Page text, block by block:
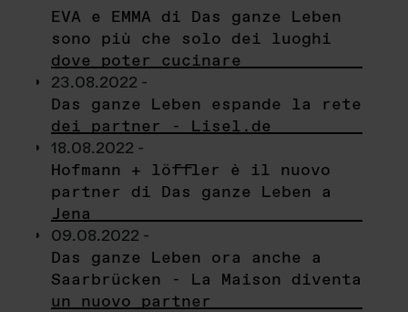
EVA e EMMA di Das ganze Leben
sono più che solo dei luoghi
dove poter cucinare
23.08.2022 -
Das ganze Leben espande la rete
dei partner - Lisel.de
18.08.2022 -
Hofmann + löffler è il nuovo
partner di Das ganze Leben a
Jena
09.08.2022 -
Das ganze Leben ora anche a
Saarbrücken - La Maison diventa
un nuovo partner